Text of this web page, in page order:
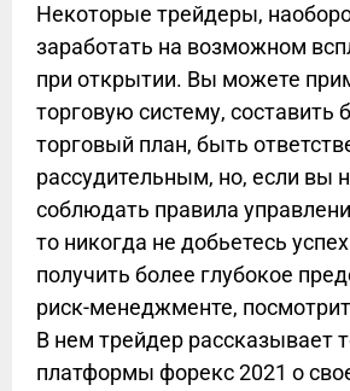
Некоторые трейдеры,
заработать на возможном
при открытии. Вы можете
торговую систему, составить
торговый план, быть
рассудительным, но, если вы
соблюдать правила
то никогда не добьетесь
получить более глубокое
риск-менеджменте,
В нем трейдер рассказывает
платформы форекс 2021 о